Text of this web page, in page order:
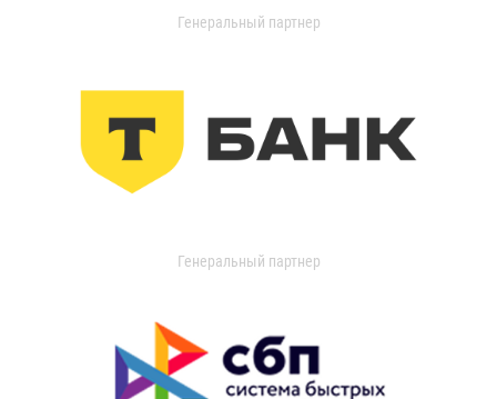
Генеральный партнер
Генеральный партнер